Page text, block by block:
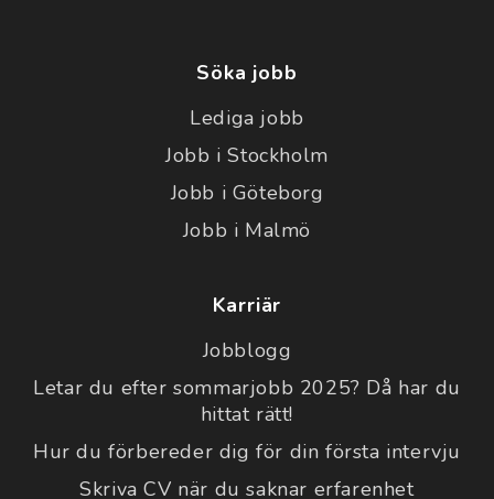
Söka jobb
Lediga jobb
Jobb i Stockholm
Jobb i Göteborg
Jobb i Malmö
Karriär
Jobblogg
Letar du efter sommarjobb 2025? Då har du
hittat rätt!
Hur du förbereder dig för din första intervju
Skriva CV när du saknar erfarenhet